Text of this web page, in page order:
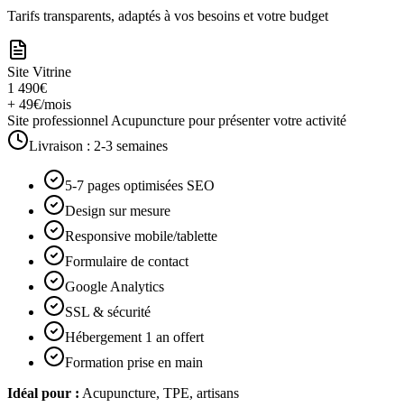
Tarifs transparents, adaptés à vos besoins et votre budget
Site Vitrine
1 490€
+ 49€/mois
Site professionnel Acupuncture pour présenter votre activité
Livraison : 2-3 semaines
5-7 pages optimisées SEO
Design sur mesure
Responsive mobile/tablette
Formulaire de contact
Google Analytics
SSL & sécurité
Hébergement 1 an offert
Formation prise en main
Idéal pour : Acupuncture, TPE, artisans